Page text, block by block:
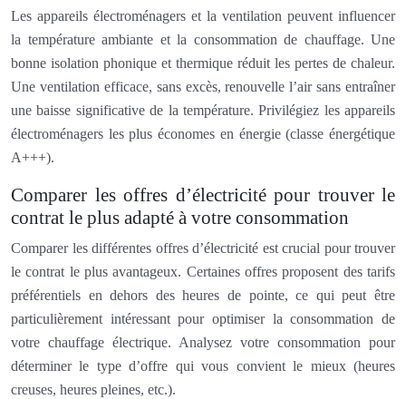
Les appareils électroménagers et la ventilation peuvent influencer
la température ambiante et la consommation de chauffage. Une
bonne isolation phonique et thermique réduit les pertes de chaleur.
Une ventilation efficace, sans excès, renouvelle l’air sans entraîner
une baisse significative de la température. Privilégiez les appareils
électroménagers les plus économes en énergie (classe énergétique
A+++).
Comparer les offres d’électricité pour trouver le
contrat le plus adapté à votre consommation
Comparer les différentes offres d’électricité est crucial pour trouver
le contrat le plus avantageux. Certaines offres proposent des tarifs
préférentiels en dehors des heures de pointe, ce qui peut être
particulièrement intéressant pour optimiser la consommation de
votre chauffage électrique. Analysez votre consommation pour
déterminer le type d’offre qui vous convient le mieux (heures
creuses, heures pleines, etc.).